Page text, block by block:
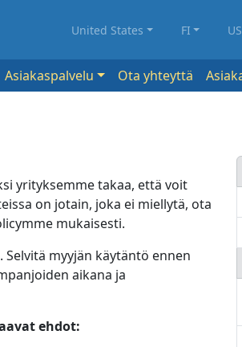
United States FI
Asiakaspalvelu Ota yhteyttä
yrityksemme takaa, että voit
on jotain, joka ei miellytä, ota
mukaisesti.
myyjän käytäntö ennen
aikana ja
ehdot: